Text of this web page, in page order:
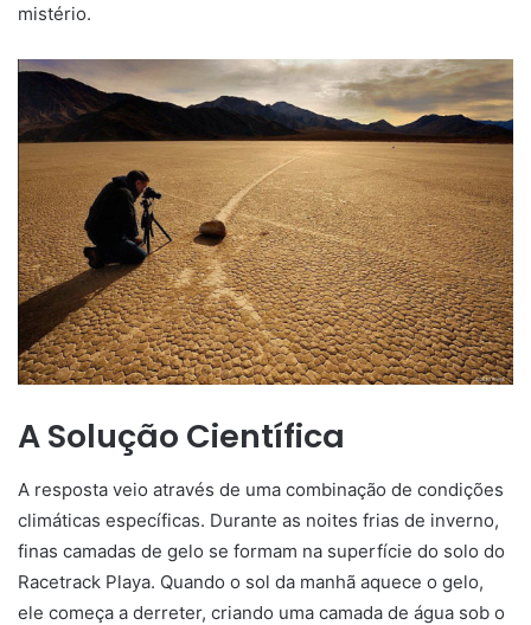
mistério.
A Solução Científica
A resposta veio através de uma combinação de condições
climáticas específicas. Durante as noites frias de inverno,
finas camadas de gelo se formam na superfície do solo do
Racetrack Playa. Quando o sol da manhã aquece o gelo,
ele começa a derreter, criando uma camada de água sob o